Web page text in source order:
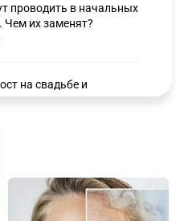
проводить в начальных
Чем их заменят?
на свадьбе и
дело
дороже. Почему в
расти цены на